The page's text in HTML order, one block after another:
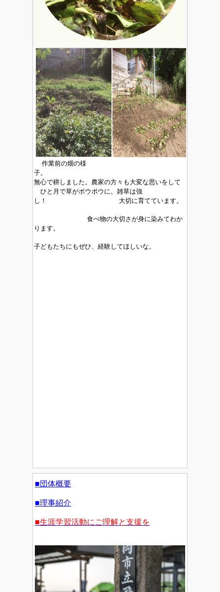
作業前の畑の様
子。
無心で耕しました。農家の方々も大変な思いをして
ひと月で草がボウボウに。雑草は強
し！ 大切に育てています。
食べ物の大切さが身に染みてわか
ります。
子どもたちにもぜひ、経験してほしいな。
■団体概要
■理事紹介
■生涯学習活動にご理解と支援を